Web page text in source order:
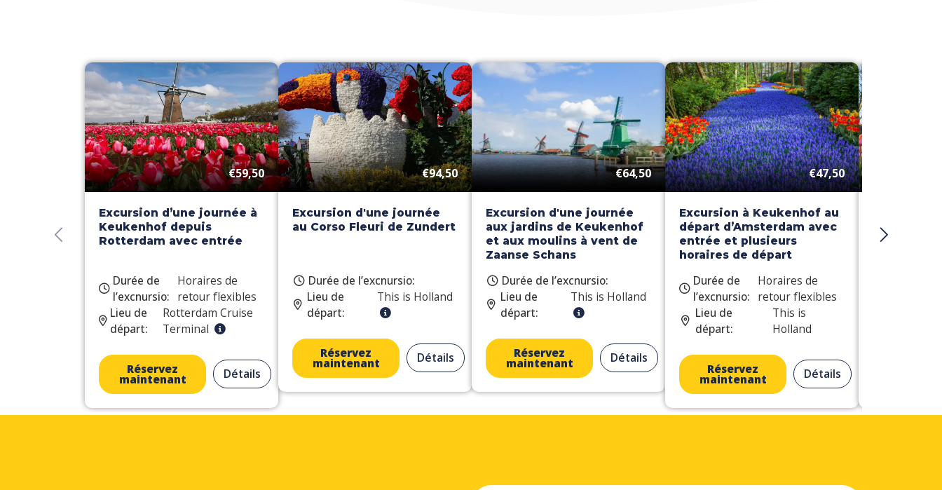
€59,50
Excursion d’une journée à
Keukenhof depuis
Rotterdam avec entrée
Durée de
l’excnursio:
Horaires de
retour flexibles
Lieu de
départ:
Rotterdam Cruise
Terminal
Réservez
maintenant Détails
€94,50
Excursion d'une journée
au Corso Fleuri de Zundert
Durée de l’excnursio:
Lieu de
départ:
This is Holland
Réservez
maintenant Détails
€64,50
Excursion d'une journée
aux jardins de Keukenhof
et aux moulins à vent de
Zaanse Schans
Durée de l’excnursio:
Lieu de
départ:
This is Holland
Réservez
maintenant Détails
€47,50
Excursion à Keukenhof au
départ d’Amsterdam avec
entrée et plusieurs
horaires de départ
Durée de
l’excnursio:
Horaires de
retour flexibles
Lieu de
départ:
This is
Holland
Réservez
maintenant Détails
Croisière